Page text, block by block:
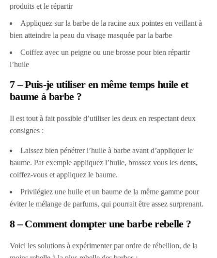
produits et le répartir
Appliquez sur la barbe de la racine aux pointes en veillant à
bien atteindre la peau du visage masquée par la barbe
Coiffez avec un peigne ou une brosse pour bien répartir
l’huile
7 – Puis-je utiliser en même temps huile et
baume à barbe ?
Il est tout à fait possible d’utiliser les deux en respectant deux
consignes :
Laissez bien pénétrer l’huile à barbe avant d’appliquer le
baume. Par exemple appliquez l’huile, brossez vous les dents,
coiffez-vous et appliquez le baume.
Privilégiez une huile et un baume de la même gamme pour
éviter le mélange de parfums, qui pourrait être assez surprenant.
8 – Comment dompter une barbe rebelle ?
Voici les solutions à expérimenter par ordre de rébellion, de la